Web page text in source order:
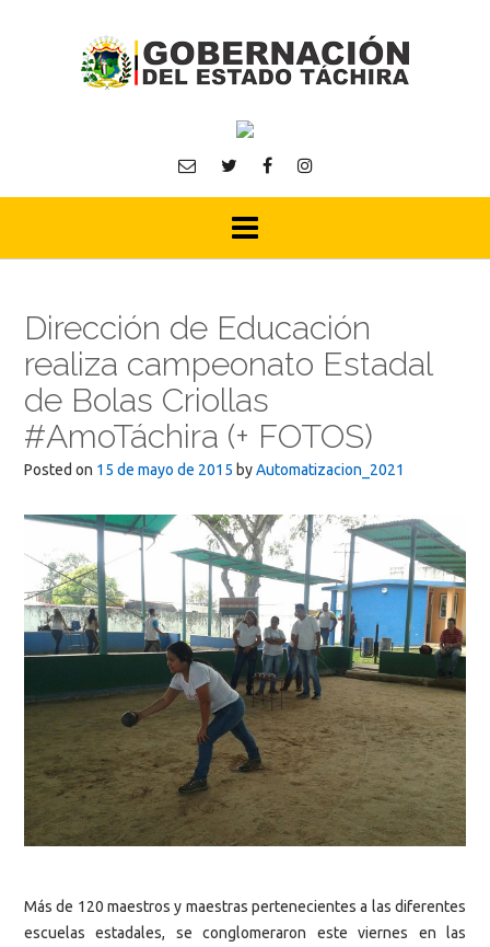
Dirección de Educación
realiza campeonato Estadal
de Bolas Criollas
#AmoTáchira (+ FOTOS)
Posted on 15 de mayo de 2015 byAutomatizacion_2021
Más de 120 maestros y maestras pertenecientes a las diferentes
escuelas estadales, se conglomeraron este viernes en las